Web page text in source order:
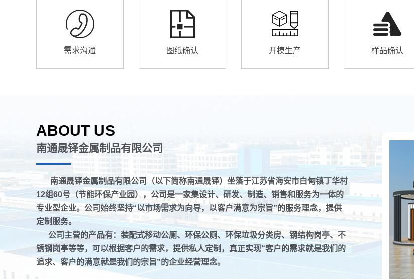
需求沟通 图纸确认 开模生产 样品确认
ABOUT US
南通晟铎金属制品有限公司
南通晟铎金属制品有限公司（以下简称南通晟铎）坐落于江苏省海安市白甸镇丁华村
12组60号（节能环保产业园），公司是一家集设计、研发、制造、销售和服务为一体的
专业型企业。公司始终坚持“以市场需求为向导，以客户满意为宗旨”的服务理念，提供
定制服务。
公司主营的产品有：装配式移动公厕、环保公厕、环保垃圾分类房、钢结构岗亭、不
锈钢岗亭等等，可以根据客户的需求，提供私人定制，真正实现“客户的需求就是我们的
追求、客户的满意就是我们的宗旨”的企业经营理念。
移